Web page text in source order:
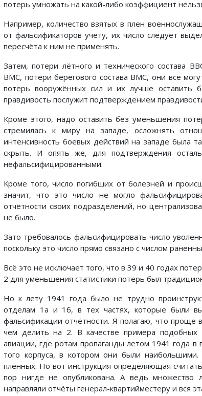
потерь умножать на какой-либо коэффициент
Например, количество взятых в плен
от фальсификаторов учету, их число следует
пересчёта к ним не применять.
Затем, потери лётного и технического состава
ВМС, потери берегового состава ВМС, они все
потерь вооружённых сил и их лучше
правдивость послужит подтверждением
Кроме этого, надо оставить без уменьшения
стремилась к миру на западе, осложнять
интенсивность боевых действий на западе была
скрыть. И опять же, для подтверждения
нефальсифицированными.
Кроме того, число погибших от болезней и
значит, что это число не могло
отчётности своих подразделений, но
не было.
Зато требовалось фальсифицировать число
поскольку это число прямо связано с числом
Всё это не исключает того, что в 39 и 40 годах
2 для уменьшения статистики потерь был
Но к лету 1941 года было не трудно
отделам 1а и 1б, в тех частях, которые были
фальсификации отчётности. Я полагаю, что проще
чем делить на 2. В качестве примера подобных
авиации, где ротам пропаганды летом 1941 года в
того корпуса, в котором они были
пленных. Но вот инструкция определяющая
пор нигде не опубликована. А ведь
направляли отчёты генерал-квартийместеру и вся